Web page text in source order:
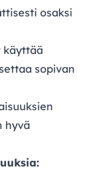
osaksi
käyttää
sopivan
hyvä